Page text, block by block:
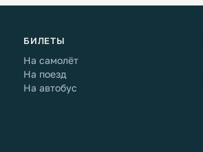
БИЛЕТЫ
На самолёт
На поезд
На автобус